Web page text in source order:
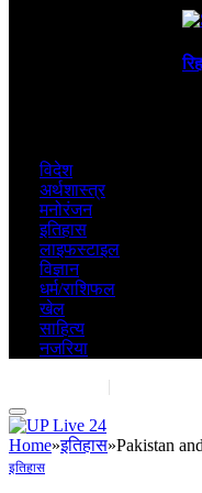
विदेश
अर्थशास्त्र
मनोरंजन
इतिहास
लाइफस्टाइल
विज्ञान
धर्म/राशिफल
खेल
साहित्य
नजरिया
|
Home»इतिहास»Pakistan
इतिहास